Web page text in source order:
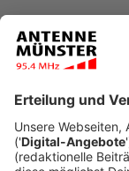
Veröffentlicht:
Anzeige
Mit 21 Jahren